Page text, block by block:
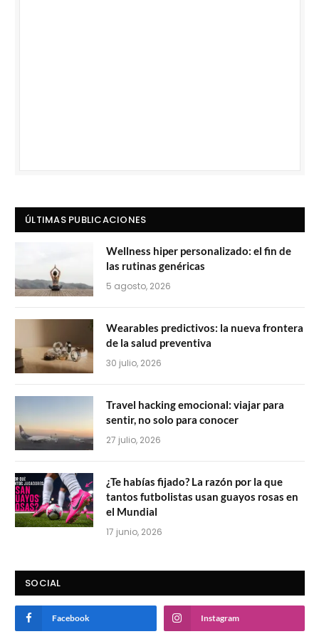
ÚLTIMAS PUBLICACIONES
Wellness hiper personalizado: el fin de
las rutinas genéricas
5 agosto, 2026
Wearables predictivos: la nueva frontera
de la salud preventiva
30 julio, 2026
Travel hacking emocional: viajar para
sentir, no solo para conocer
27 julio, 2026
¿Te habías fijado? La razón por la que
tantos futbolistas usan guayos rosas en
el Mundial
17 junio, 2026
SOCIAL
Facebook Instagram